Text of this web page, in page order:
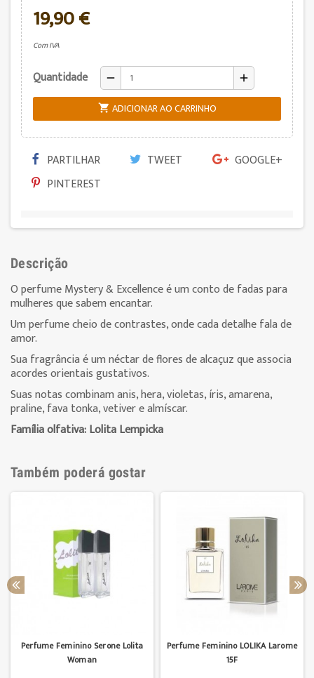
19,90 €
Com IVA
Quantidade remove add
 ADICIONAR AO CARRINHO
PARTILHAR TWEET
GOOGLE+
PINTEREST
Descrição
O perfume Mystery & Excellence é um conto de fadas para
mulheres que sabem encantar.
Um perfume cheio de contrastes, onde cada detalhe fala de
amor.
Sua fragrância é um néctar de flores de alcaçuz que associa
acordes orientais gustativos.
Suas notas combinam anis, hera, violetas, íris, amarena,
praline, fava tonka, vetiver e almíscar.
Famíliaolfativa:Lolita Lempicka
Também poderá gostar
Perfume Feminino Serone Lolita
Woman
Perfume Feminino LOLIKA Larome
15F